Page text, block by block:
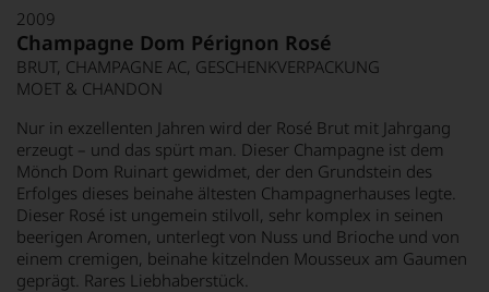
2009
Champagne Dom Pérignon Rosé
BRUT, CHAMPAGNE AC, GESCHENKVERPACKUNG
MOET & CHANDON
Nur in exzellenten Jahren wird der Rosé Brut mit Jahrgang
erzeugt – und das spürt man. Dieser Champagne ist dem
Mönch Dom Ruinart gewidmet, der den Grundstein des
Erfolges dieses beinahe ältesten Champagnerhauses legte.
Dieser Rosé ist ungemein stilvoll, sehr komplex in seinen
beerigen Aromen, unterlegt von Nuss und Brioche und von
einem cremigen, beinahe kitzelnden Mousseux am Gaumen
geprägt. Rares Liebhaberstück.